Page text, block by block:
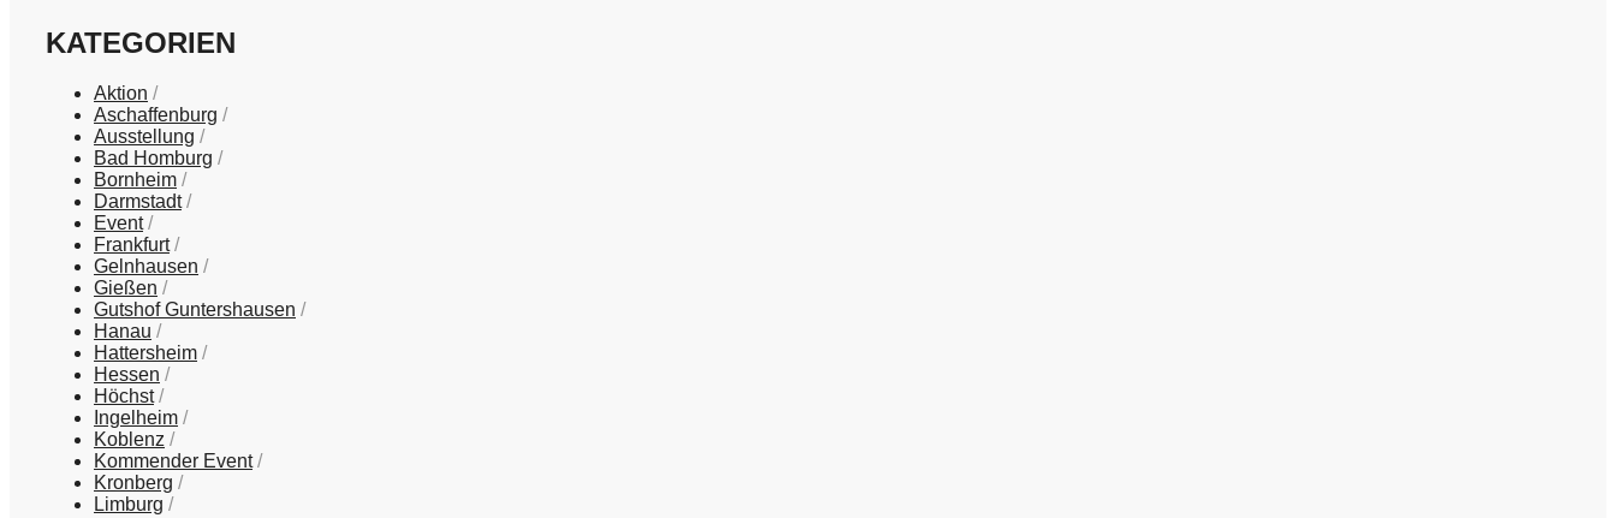
KATEGORIEN
Aktion
Aschaffenburg
Ausstellung
Bad Homburg
Bornheim
Darmstadt
Event
Frankfurt
Gelnhausen
Gießen
Gutshof Guntershausen
Hanau
Hattersheim
Hessen
Höchst
Ingelheim
Koblenz
Kommender Event
Kronberg
Limburg